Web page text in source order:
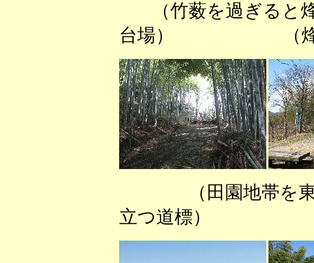
（竹薮を過ぎる
台場） （烽火場
（田園地帯
立つ道標）